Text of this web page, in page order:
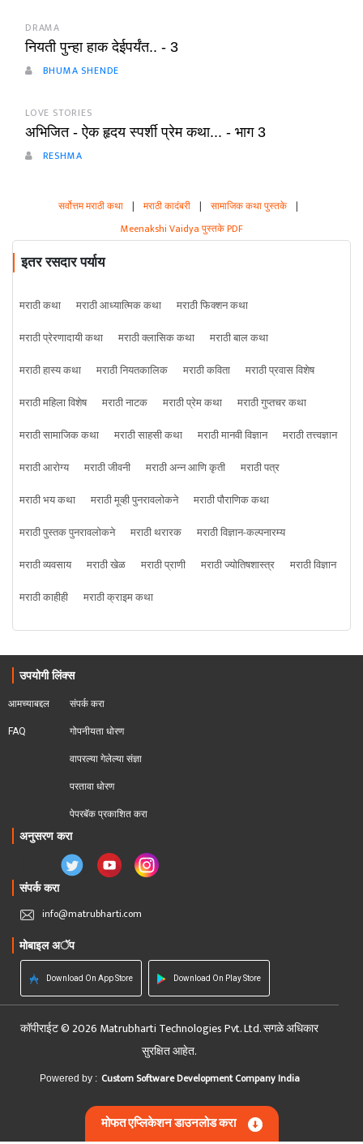
DRAMA
नियती पुन्हा हाक देईपर्यंत.. - 3
BHUMA SHENDE
LOVE STORIES
अभिजित - ऐक हृदय स्पर्शी प्रेम कथा... - भाग 3
RESHMA
सर्वोत्तम मराठी कथा | मराठी कादंबरी | सामाजिक कथा पुस्तके |
Meenakshi Vaidya पुस्तके PDF
इतर रसदार पर्याय
मराठी कथा मराठी आध्यात्मिक कथा
मराठी फिक्शन कथा
मराठी प्रेरणादायी कथा
मराठी क्लासिक कथा
मराठी बाल कथा
मराठी हास्य कथा
मराठी नियतकालिक मराठी कविता
मराठी प्रवास विशेष
मराठी महिला विशेष
मराठी नाटक मराठी प्रेम कथा
मराठी गुप्तचर कथा
मराठी सामाजिक कथा
मराठी साहसी कथा मराठी मानवी विज्ञान
मराठी तत्त्वज्ञान
मराठी आरोग्य
मराठी जीवनी मराठी अन्न आणि कृती
मराठी पत्र
मराठी भय कथा
मराठी मूव्ही पुनरावलोकने
मराठी पौराणिक कथा
मराठी पुस्तक पुनरावलोकने
मराठी थरारक
मराठी विज्ञान-कल्पनारम्य
मराठी व्यवसाय
मराठी खेळ मराठी प्राणी मराठी ज्योतिषशास्त्र
मराठी विज्ञान
मराठी काहीही
मराठी क्राइम कथा
उपयोगी लिंक्स
आमच्याबद्दल
FAQ
संपर्क करा
गोपनीयता धोरण
वापरल्या गेलेल्या संज्ञा
परतावा धोरण
पेपरबॅक प्रकाशित करा
अनुसरण करा
संपर्क करा
info@matrubharti.com
मोबाइल अॅप
Download On App Store Download On Play Store
कॉपीराईट © 2026 Matrubharti Technologies Pvt. Ltd. सगळे अधिकार
सुरक्षित आहेत.
Powered by : Custom Software Development Company India
मोफत एप्लिकेशन डाउनलोड करा